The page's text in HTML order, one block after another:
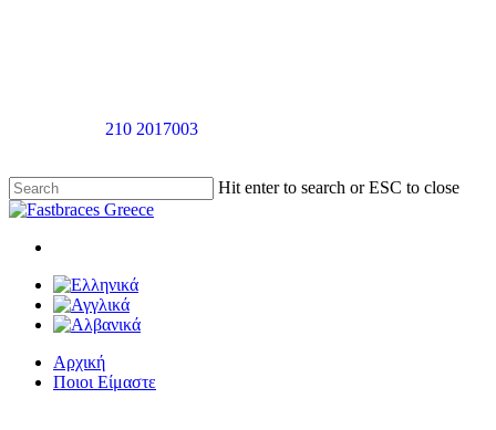
210 2017003
Hit enter to search or ESC to close
Close
Menu
Menu
Αρχική
Ποιοι Είμαστε